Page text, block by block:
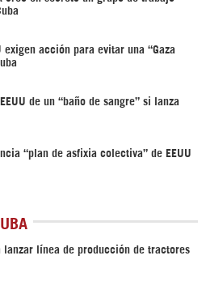
exigen acción para evitar una “Gaza
de un “baño de sangre” si lanza
“plan de asfixia colectiva” de EEUU
lanzar línea de producción de tractores